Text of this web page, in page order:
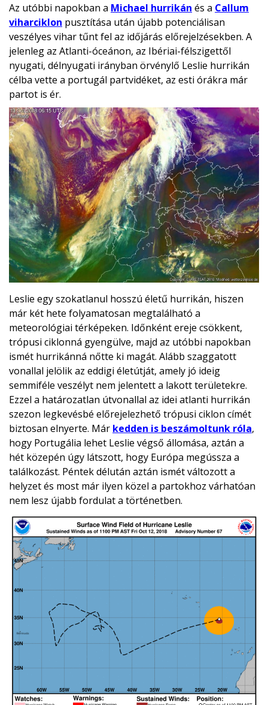
Az utóbbi napokban a Michael hurrikán és a Callum
viharciklon pusztítása után újabb potenciálisan
veszélyes vihar tűnt fel az időjárás előrejelzésekben. A
jelenleg az Atlanti-óceánon, az Ibériai-félszigettől
nyugati, délnyugati irányban örvénylő Leslie hurrikán
célba vette a portugál partvidéket, az esti órákra már
partot is ér.
Leslie egy szokatlanul hosszú életű hurrikán, hiszen
már két hete folyamatosan megtalálható a
meteorológiai térképeken. Időnként ereje csökkent,
trópusi ciklonná gyengülve, majd az utóbbi napokban
ismét hurrikánná nőtte ki magát. Alább szaggatott
vonallal jelölik az eddigi életútját, amely jó ideig
semmiféle veszélyt nem jelentett a lakott területekre.
Ezzel a határozatlan útvonallal az idei atlanti hurrikán
szezon legkevésbé előrejelezhető trópusi ciklon címét
biztosan elnyerte. Már kedden is beszámoltunk róla,
hogy Portugália lehet Leslie végső állomása, aztán a
hét közepén úgy látszott, hogy Európa megússza a
találkozást. Péntek délután aztán ismét változott a
helyzet és most már ilyen közel a partokhoz várhatóan
nem lesz újabb fordulat a történetben.